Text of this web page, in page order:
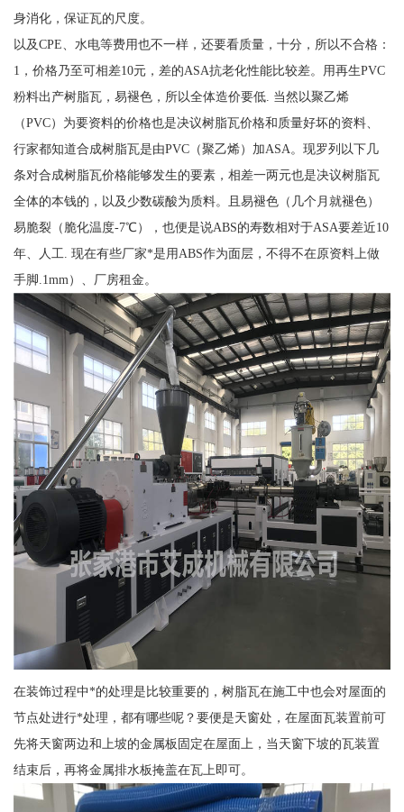
身消化，保证瓦的尺度。
以及CPE、水电等费用也不一样，还要看质量，十分，所以不合格：
1，价格乃至可相差10元，差的ASA抗老化性能比较差。用再生PVC
粉料出产树脂瓦，易褪色，所以全体造价要低. 当然以聚乙烯
（PVC）为要资料的价格也是决议树脂瓦价格和质量好坏的资料、
行家都知道合成树脂瓦是由PVC（聚乙烯）加ASA。现罗列以下几
条对合成树脂瓦价格能够发生的要素，相差一两元也是决议树脂瓦
全体的本钱的，以及少数碳酸为质料。且易褪色（几个月就褪色）
易脆裂（脆化温度-7℃），也便是说ABS的寿数相对于ASA要差近10
年、人工. 现在有些厂家*是用ABS作为面层，不得不在原资料上做
手脚.1mm）、厂房租金。
在装饰过程中*的处理是比较重要的，树脂瓦在施工中也会对屋面的
节点处进行*处理，都有哪些呢？要便是天窗处，在屋面瓦装置前可
先将天窗两边和上坡的金属板固定在屋面上，当天窗下坡的瓦装置
结束后，再将金属排水板掩盖在瓦上即可。